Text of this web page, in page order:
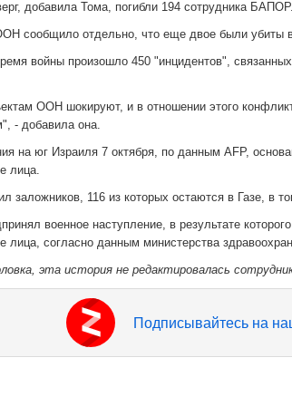
добавила Тома, погибли 194 сотрудника БАПОР.
сообщило отдельно, что еще двое были убиты в
войны произошло 450 "инцидентов",
ООН шокируют, и в отношении этого
- добавила она.
на юг Израиля 7 октября, по данным AFP,
лица.
заложников, 116 из которых остаются в Газе, в
военное наступление, в результате
лица, согласно данным министерства
эта история не редактировалась
Подписывайтесь на